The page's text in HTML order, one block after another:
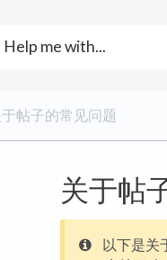
于帖子的常见问题
关于帖
以下是关